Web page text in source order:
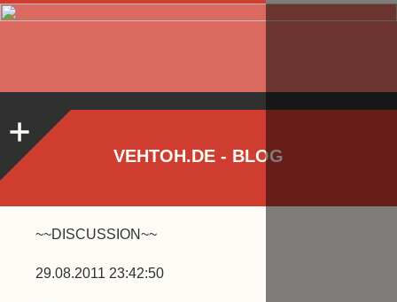
VEHTOH.DE - BLOG
~~DISCUSSION~~
29.08.2011 23:42:50